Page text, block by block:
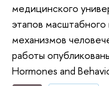
медицинского
этапов
механизмов
работы
Hormones and